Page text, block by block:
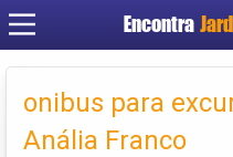
Encontra
onibus para
Anália Franco